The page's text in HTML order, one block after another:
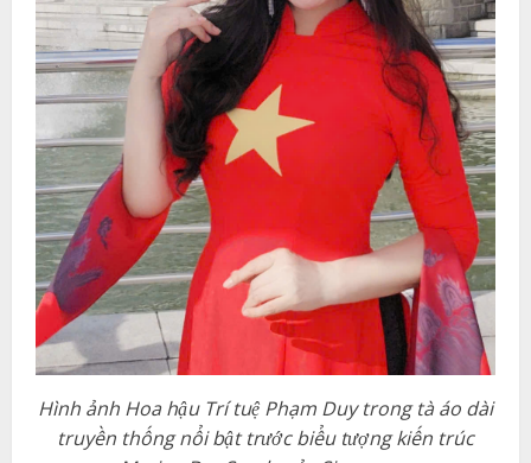
Hình ảnh Hoa hậu Trí tuệ Phạm Duy trong tà áo dài
truyền thống nổi bật trước biểu tượng kiến trúc